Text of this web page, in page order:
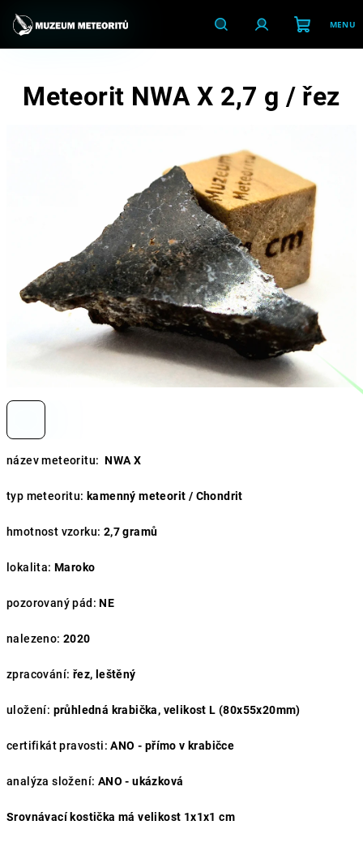
obsah
HledatPřihlášeníNákupní
košík
název meteoritu: NWA X
typ meteoritu: kamenný meteorit / Chondrit
hmotnost vzorku: 2,7gramů
lokalita: Maroko
pozorovaný pád: NE
nalezeno: 2020
zpracování: řez, leštěný
uložení: průhledná krabička, velikost L (80x55x20mm)
certifikát pravosti: ANO - přímo v krabičce
analýza složení: ANO - ukázková
Srovnávací kostička má velikost 1x1x1 cm
Meteorit NWA X 2,7 g / řez